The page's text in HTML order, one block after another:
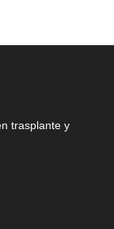
trasplante y